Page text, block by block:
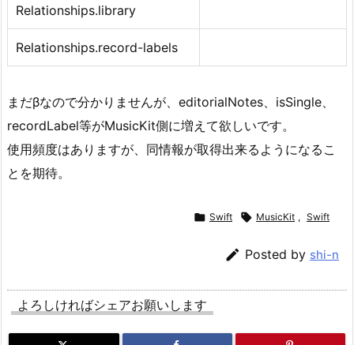
Relationships.library
Relationships.record-labels
まだβなので分かりませんが、editorialNotes、isSingle、
recordLabel等がMusicKit側に増えて欲しいです。
使用頻度はありますが、同情報が取得出来るようになるこ
とを期待。
 Swift  MusicKit , Swift
 Posted by shi-n
よろしければシェアお願いします